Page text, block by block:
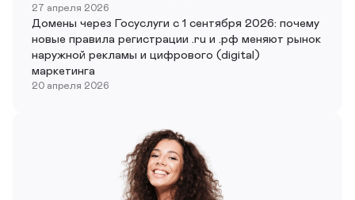
27 апреля 2026
Домены через Госуслуги с 1 сентября 2026: почему
новые правила регистрации .ru и .рф меняют рынок
наружной рекламы и цифрового (digital)
маркетинга
20 апреля 2026